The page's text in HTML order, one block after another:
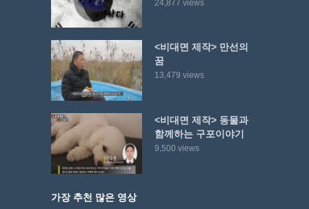
24,877 views
<비대면 제작> 만선의
꿈
13,479 views
<비대면 제작> 동물과
함께하는 구포이야기
9,500 views
가장 추천 많은 영상